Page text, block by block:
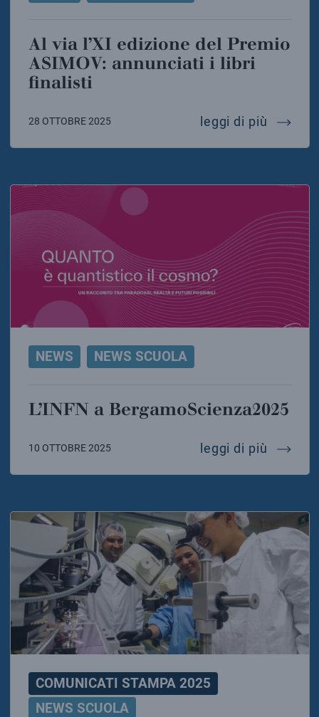
Al via l’XI edizione del Premio
ASIMOV: annunciati i libri
finalisti
28 OTTOBRE 2025 leggi di più al via
NEWS NEWS SCUOLA
L’INFN a BergamoScienza2025
10 OTTOBRE 2025 leggi di più l’infn
COMUNICATI STAMPA 2025
NEWS SCUOLA